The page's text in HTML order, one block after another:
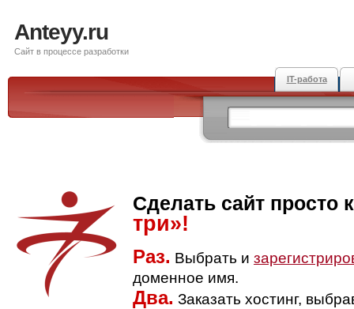
Anteyy.ru
Сайт в процессе разработки
IT-работа
Сделать сайт просто
три»!
Раз. Выбрать и
доменное имя.
Два. Заказать хостинг,